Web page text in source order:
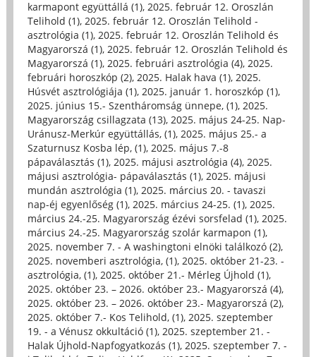
karmapont együttállá (1), 2025. február 12. Oroszlán
Telihold (1), 2025. február 12. Oroszlán Telihold -
asztrológia (1), 2025. február 12. Oroszlán Telihold és
Magyarorszá (1), 2025. február 12. Oroszlán Telihold és
Magyarorszá (1), 2025. februári asztrológia (4), 2025.
februári horoszkóp (2), 2025. Halak hava (1), 2025.
Húsvét asztrológiája (1), 2025. január 1. horoszkóp (1),
2025. június 15.- Szentháromság ünnepe, (1), 2025.
Magyarország csillagzata (13), 2025. május 24-25. Nap-
Uránusz-Merkúr együttállás, (1), 2025. május 25.- a
Szaturnusz Kosba lép, (1), 2025. május 7.-8
pápaválasztás (1), 2025. májusi asztrológia (4), 2025.
májusi asztrológia- pápaválasztás (1), 2025. májusi
mundán asztrológia (1), 2025. március 20. - tavaszi
nap-éj egyenlőség (1), 2025. március 24-25. (1), 2025.
március 24.-25. Magyarország ézévi sorsfelad (1), 2025.
március 24.-25. Magyarország szolár karmapon (1),
2025. november 7. - A washingtoni elnöki találkozó (2),
2025. novemberi asztrológia, (1), 2025. október 21-23. -
asztrológia, (1), 2025. október 21.- Mérleg Újhold (1),
2025. október 23. – 2026. október 23.- Magyarorszá (4),
2025. október 23. – 2026. október 23.- Magyarorszá (2),
2025. október 7.- Kos Telihold, (1), 2025. szeptember
19. - a Vénusz okkultáció (1), 2025. szeptember 21. -
Halak Újhold-Napfogyatkozás (1), 2025. szeptember 7. -